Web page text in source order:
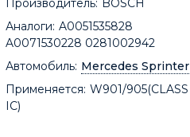
Производитель: BOSCH
Аналоги: A0051535828
A0071530228 0281002942
Автомобиль: Mercedes Sprinter
Применяется: W901/905(CLASS
IC)